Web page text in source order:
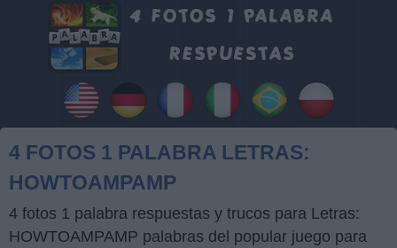
4 FOTOS 1 PALABRA LETRAS:
HOWTOAMPAMP
4 fotos 1 palabra respuestas y trucos para Letras:
HOWTOAMPAMP palabras del popular juego para